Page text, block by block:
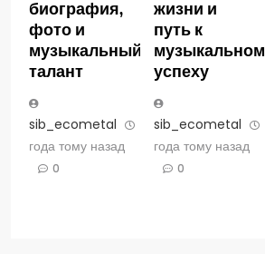
биография,
фото и
музыкальный
талант
sib_ecometal
года тому назад
0
жизни и
путь к
музыкальному
успеху
sib_ecometal
года тому назад
0